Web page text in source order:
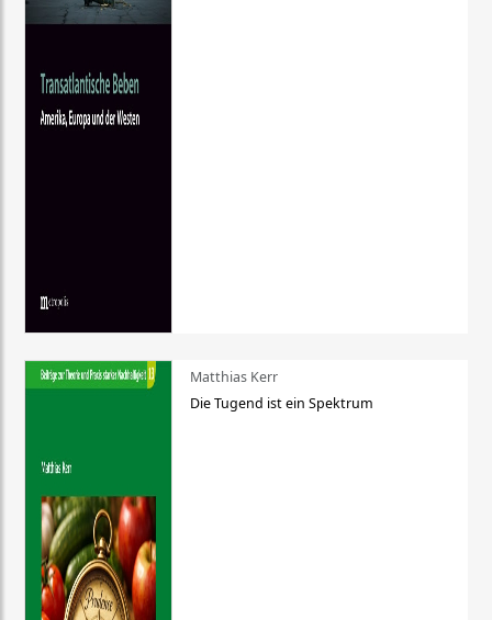
Matthias Kerr
Die Tugend ist ein Spektrum